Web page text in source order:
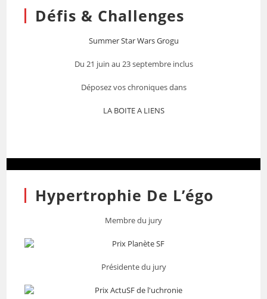
Défis & Challenges
Summer Star Wars Grogu
Du 21 juin au 23 septembre inclus
Déposez vos chroniques dans
LA BOITE A LIENS
Hypertrophie De L’égo
Membre du jury
Présidente du jury